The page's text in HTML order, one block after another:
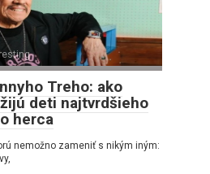
Treho: ako
deti najtvrdšieho
herca
nemožno zameniť s nikým iným: